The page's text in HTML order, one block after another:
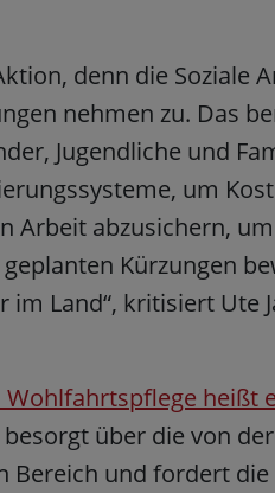
denn die Soziale
nehmen zu. Das
Jugendliche und
um
Arbeit abzusichern,
Kürzungen
Land“, kritisiert Ute
heißt
über die von
und fordert die